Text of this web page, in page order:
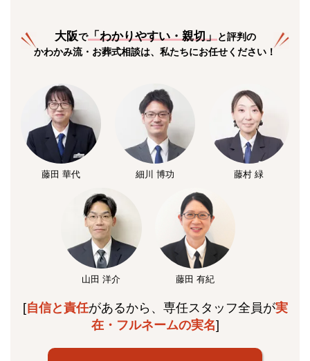
大阪で「わかりやすい・親切」と評判の
かわかみ流・お葬式相談は、私たちにお任せください！
藤田 華代 細川 博功 藤村 緑
山田 洋介 藤田 有紀
[自信と責任があるから、専任スタッフ全員が実
在・フルネームの実名]